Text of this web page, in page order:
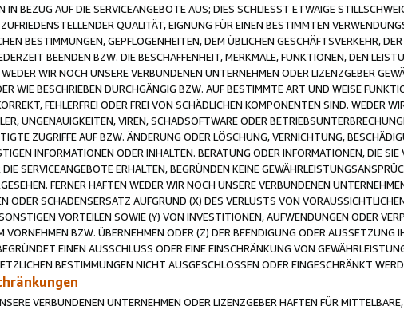
IN BEZUG AUF DIE SERVICEANGEBOTE AUS; DIES SCHLIESST ETWAIGE
QUALITÄT, EIGNUNG FÜR EINEN BESTIMMTEN
BESTIMMUNGEN, GEPFLOGENHEITEN, DEM ÜBLICHEN GESCHÄFTSVERKEHR,
BEENDEN BZW. DIE BESCHAFFENHEIT, MERKMALE, FUNKTIONEN, DEN
WIR NOCH UNSERE VERBUNDENEN UNTERNEHMEN ODER LIZENZGEBER
WIE BESCHRIEBEN DURCHGÄNGIG BZW. AUF BESTIMMTE ART UND WEISE
FEHLERFREI ODER FREI VON SCHÄDLICHEN KOMPONENTEN SIND. WEDER
UNGENAUIGKEITEN, VIREN, SCHADSOFTWARE ODER
ZUGRIFFE AUF BZW. ÄNDERUNG ODER LÖSCHUNG, VERNICHTUNG,
INFORMATIONEN ODER INHALTEN. BERATUNG ODER INFORMATIONEN, DIE
SERVICEANGEBOTE ERHALTEN, BEGRÜNDEN KEINE
FERNER HAFTEN WEDER WIR NOCH UNSERE VERBUNDENEN
ODER SCHADENSERSATZ AUFGRUND (X) DES VERLUSTS VON
VORTEILEN SOWIE (Y) VON INVESTITIONEN, AUFWENDUNGEN ODER
VORNEHMEN BZW. ÜBERNEHMEN ODER (Z) DER BEENDIGUNG ODER AUSSETZUNG
EINEN AUSSCHLUSS ODER EINE EINSCHRÄNKUNG VON
BESTIMMUNGEN NICHT AUSGESCHLOSSEN ODER EINGESCHRÄNKT
VERBUNDENEN UNTERNEHMEN ODER LIZENZGEBER HAFTEN FÜR